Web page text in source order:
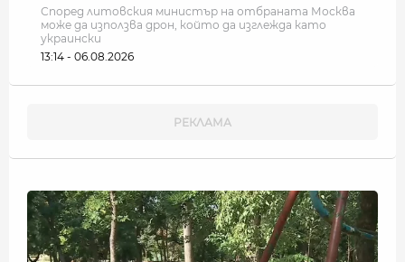
Според литовския министър на отбраната Москва
може да използва дрон, който да изглежда като
украински
13:14 - 06.08.2026